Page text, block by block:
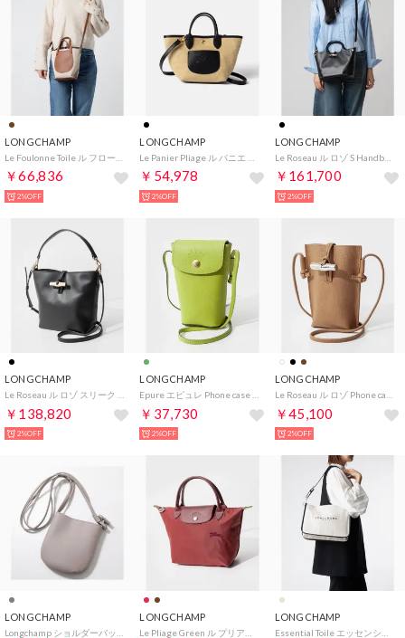
LONGCHAMP
￥66,836
2%OFF
LONGCHAMP
￥54,978
2%OFF
LONGCHAMP
Le Roseau ル ロゾ S Handbag （ブラック(001)）
￥161,700
2%OFF
LONGCHAMP
￥138,820
2%OFF
LONGCHAMP
￥37,730
2%OFF
LONGCHAMP
￥45,100
2%OFF
LONGCHAMP LONGCHAMP LONGCHAMP